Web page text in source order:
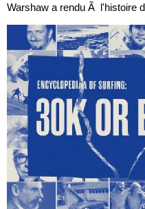
Warshaw a rendu Ã l'histoire